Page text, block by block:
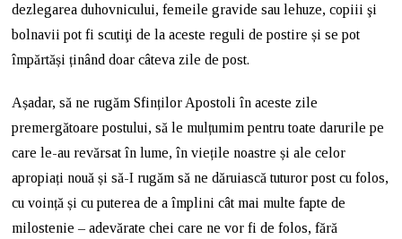
dezlegarea duhovnicului, femeile gravide sau lehuze, copiii şi
bolnavii pot fi scutiţi de la aceste reguli de postire și se pot
împărtăși ținând doar câteva zile de post.
Așadar, să ne rugăm Sfinților Apostoli în aceste zile
premergătoare postului, să le mulțumim pentru toate darurile pe
care le-au revărsat în lume, în viețile noastre și ale celor
apropiați nouă și să-I rugăm să ne dăruiască tuturor post cu folos,
cu voință și cu puterea de a împlini cât mai multe fapte de
milostenie – adevărate chei care ne vor fi de folos, fără